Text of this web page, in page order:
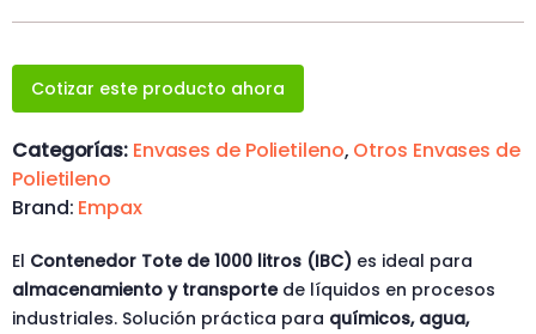
Cotizar este producto ahora
Categorías: Envases de Polietileno, Otros Envases de
Polietileno
Brand: Empax
El Contenedor Tote de 1000 litros (IBC) es ideal para
almacenamiento y transportede líquidos en procesos
industriales. Solución práctica para químicos, agua,